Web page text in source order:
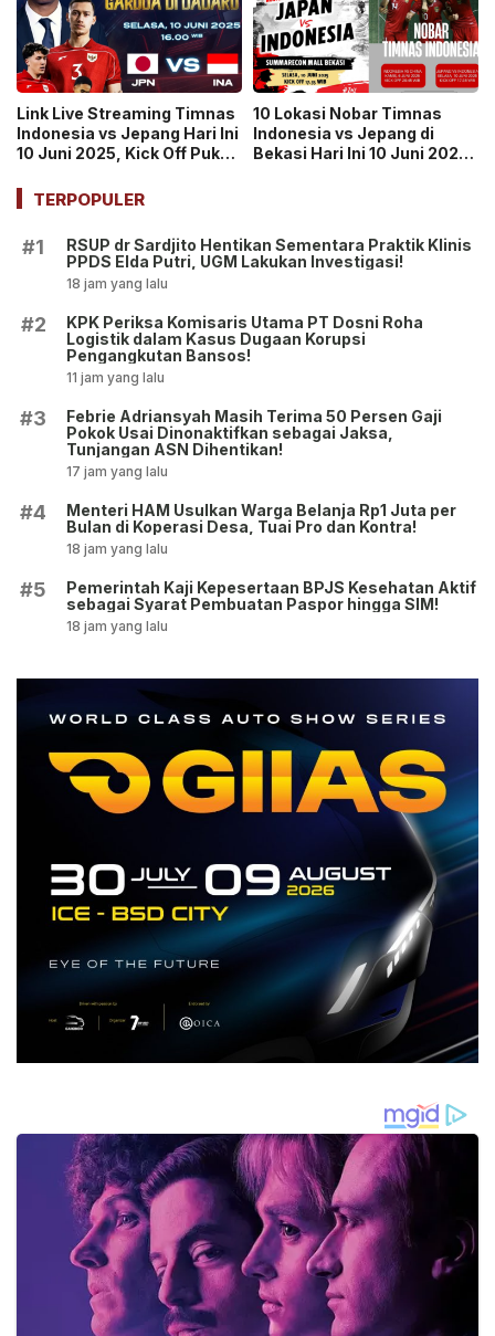
Link Live Streaming Timnas
Indonesia vs Jepang Hari Ini
10 Juni 2025, Kick Off Pukul
Vision+
10 Lokasi Nobar Timnas
Indonesia vs Jepang di
Bekasi Hari Ini 10 Juni 2025,
TERPOPULER
#1
RSUP dr Sardjito Hentikan Sementara Praktik Klinis
PPDS Elda Putri, UGM Lakukan Investigasi!
18 jam yang lalu
#2
KPK Periksa Komisaris Utama PT Dosni Roha
Logistik dalam Kasus Dugaan Korupsi
Pengangkutan Bansos!
11 jam yang lalu
#3
Febrie Adriansyah Masih Terima 50 Persen Gaji
Pokok Usai Dinonaktifkan sebagai Jaksa,
Tunjangan ASN Dihentikan!
17 jam yang lalu
#4
Menteri HAM Usulkan Warga Belanja Rp1 Juta per
Bulan di Koperasi Desa, Tuai Pro dan Kontra!
18 jam yang lalu
#5
Pemerintah Kaji Kepesertaan BPJS Kesehatan Aktif
sebagai Syarat Pembuatan Paspor hingga SIM!
18 jam yang lalu